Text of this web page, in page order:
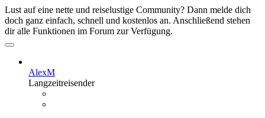
Lust auf eine nette und reiselustige Community? Dann melde dich
doch ganz einfach, schnell und kostenlos an. Anschließend stehen
dir alle Funktionen im Forum zur Verfügung.
AlexM
Langzeitreisender